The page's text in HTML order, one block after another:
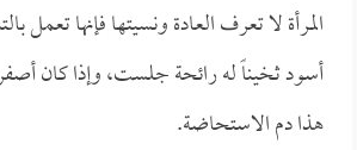
المرأة لا تعرف العادة ونسيتها فإنها تعمل
أسود ثخيناً له رائحة جلست، وإذا كان
هذا دم الاستحاضة.